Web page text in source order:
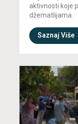
aktivnosti koje
džematlijama.
Saznaj Više